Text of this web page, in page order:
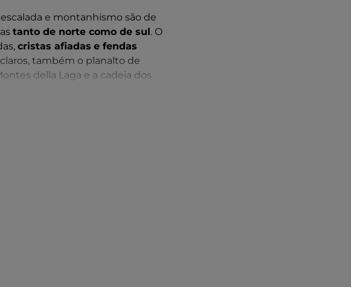
e montanhismo são de
tanto de norte como de sul . O
cristas afiadas e fendas
também o planalto de
della Laga e a cadeia dos